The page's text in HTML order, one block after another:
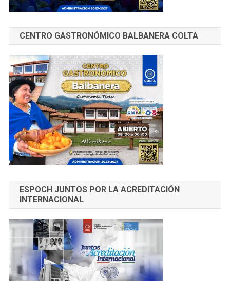
CENTRO GASTRONÓMICO BALBANERA COLTA
ESPOCH JUNTOS POR LA ACREDITACIÓN
INTERNACIONAL